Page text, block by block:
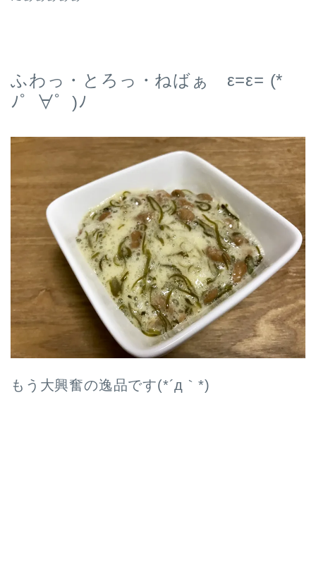
ふわっ・とろっ・ねばぁ ε=ε= (*
ﾉ゜∀゜)ﾉ
もう大興奮の逸品です(*´д｀*)